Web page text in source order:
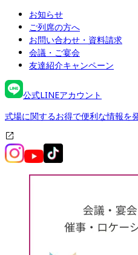
お知らせ
ご列席の方へ
お問い合わせ・資料請求
会議・ご宴会
友達紹介キャンペーン
公式LINEアカウント
式場に関するお得で便利な情報を